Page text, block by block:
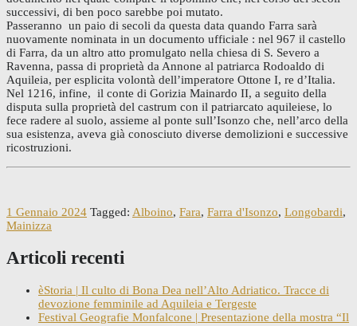
successivi, di ben poco sarebbe poi mutato.
Passeranno un paio di secoli da questa data quando Farra sarà
nuovamente nominata in un documento ufficiale : nel 967 il castello
di Farra, da un altro atto promulgato nella chiesa di S. Severo a
Ravenna, passa di proprietà da Annone al patriarca Rodoaldo di
Aquileia, per esplicita volontà dell’imperatore Ottone I, re d’Italia.
Nel 1216, infine, il conte di Gorizia Mainardo II, a seguito della
disputa sulla proprietà del castrum con il patriarcato aquileiese, lo
fece radere al suolo, assieme al ponte sull’Isonzo che, nell’arco della
sua esistenza, aveva già conosciuto diverse demolizioni e successive
ricostruzioni.
1 Gennaio 2024 Tagged: Alboino, Fara, Farra d'Isonzo, Longobardi,
Mainizza
Articoli recenti
èStoria | Il culto di Bona Dea nell’Alto Adriatico. Tracce di
devozione femminile ad Aquileia e Tergeste
Festival Geografie Monfalcone | Presentazione della mostra “Il